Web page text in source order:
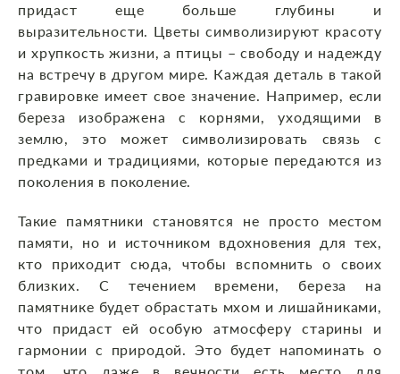
придаст еще больше глубины и
выразительности. Цветы символизируют красоту
и хрупкость жизни, а птицы – свободу и надежду
на встречу в другом мире. Каждая деталь в такой
гравировке имеет свое значение. Например, если
береза изображена с корнями, уходящими в
землю, это может символизировать связь с
предками и традициями, которые передаются из
поколения в поколение.
Такие памятники становятся не просто местом
памяти, но и источником вдохновения для тех,
кто приходит сюда, чтобы вспомнить о своих
близких. С течением времени, береза на
памятнике будет обрастать мхом и лишайниками,
что придаст ей особую атмосферу старины и
гармонии с природой. Это будет напоминать о